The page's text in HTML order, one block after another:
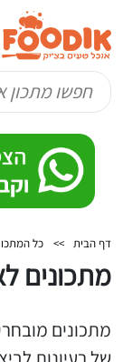
דף הבית >> כל
מתכונים
מתכונים